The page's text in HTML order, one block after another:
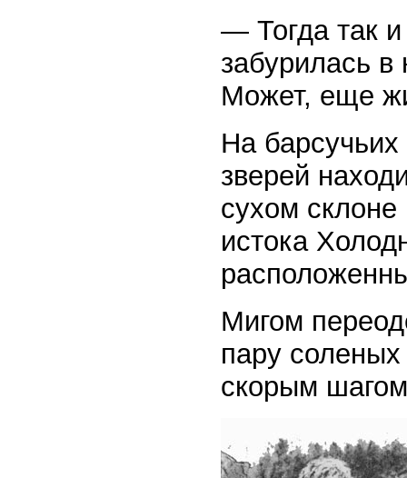
— Тогда так
забурилась
Может, еще
На
зверей
сухом склоне
истока
Мигом
пару
скорым